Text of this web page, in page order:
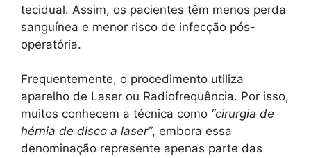
tecidual. Assim, os pacientes têm menos perda
sanguínea e menor risco de infecção pós-
operatória.
Frequentemente, o procedimento utiliza
aparelho de Laser ou Radiofrequência. Por isso,
muitos conhecem a técnica como “cirurgia de
hérnia de disco a laser”, embora essa
denominação represente apenas parte das